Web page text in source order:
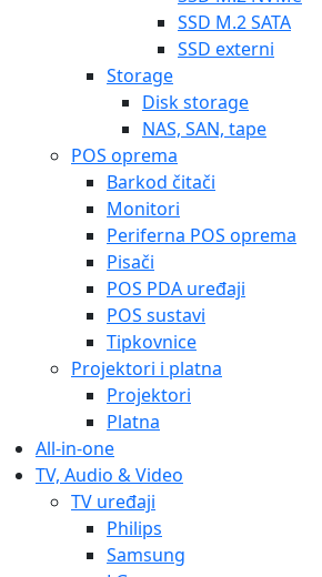
SSD M.2 SATA
SSD externi
Storage
Disk storage
NAS, SAN, tape
POS oprema
Barkod čitači
Monitori
Periferna POS oprema
Pisači
POS PDA uređaji
POS sustavi
Tipkovnice
Projektori i platna
Projektori
Platna
All-in-one
TV, Audio & Video
TV uređaji
Philips
Samsung